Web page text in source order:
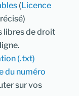
(Licence
libres de droit
(.txt)
du numéro
sur vos